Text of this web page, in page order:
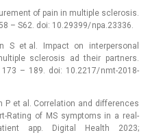
of pain in multiple sclerosis.
–⁠ S62. doi: 10.29399/ npa.23336.
S et al. Impact on interpersonal
sclerosis ad their partners.
–⁠ 189. doi: 10.2217/ nmt-2018-
P et al. Correlation and differences
Rating of MS symptoms in a real-
app. Digital Health 2023;